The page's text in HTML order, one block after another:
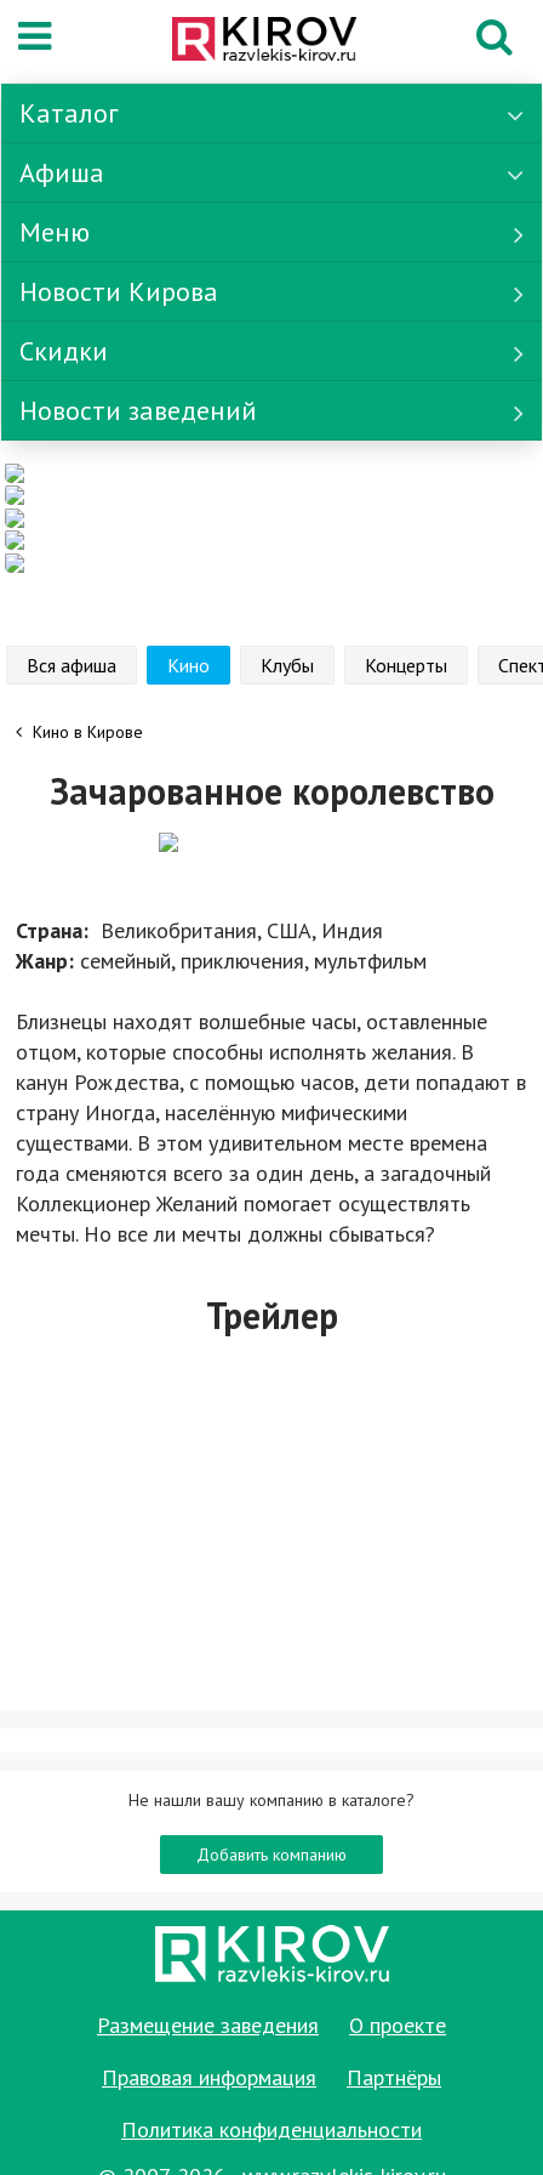
Каталог
Афиша
Меню
Новости Кирова
Скидки
Новости заведений
Вся афиша Кино Клубы Концерты
Кино в Кирове
Зачарованное королевство
Страна: Великобритания, США, Индия
Жанр: семейный, приключения, мультфильм
Близнецы находят волшебные часы, оставленные
отцом, которые способны исполнять желания. В
канун Рождества, с помощью часов, дети попадают в
страну Иногда, населённую мифическими
существами. В этом удивительном месте времена
года сменяются всего за один день, а загадочный
Коллекционер Желаний помогает осуществлять
мечты. Но все ли мечты должны сбываться?
Трейлер
Не нашли вашу компанию в каталоге?
Добавить компанию
Размещение заведения
О проекте
Правовая информация
Партнёры
Политика конфиденциальности